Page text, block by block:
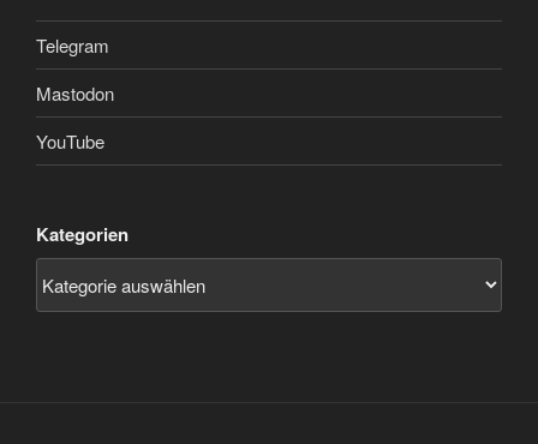
Telegram
Mastodon
YouTube
Kategorien